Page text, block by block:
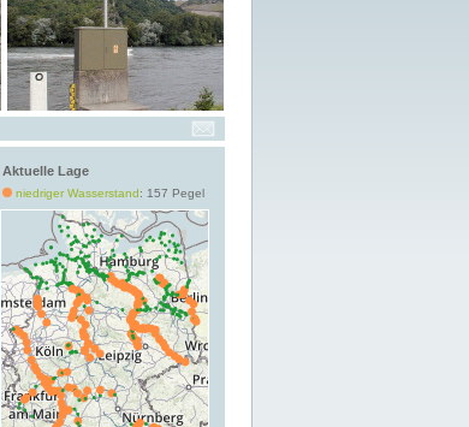
Aktuelle Lage
niedriger Wasserstand: 157 Pegel